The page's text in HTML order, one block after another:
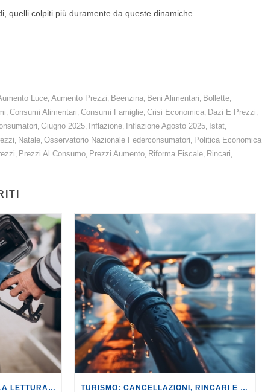
quelli colpiti più duramente da queste dinamiche.
Luce, Aumento Prezzi, Beenzina, Beni Alimentari, Bollette,
, Consumi Alimentari, Consumi Famiglie, Crisi Economica, Dazi E Prezzi,
, Giugno 2025, Inflazione, Inflazione Agosto 2025, Istat,
, Natale, Osservatorio Nazionale Federconsumatori, Politica Economica
, Prezzi Al Consumo, Prezzi Aumento, Riforma Fiscale, Rincari,
BENZINA: IMPROPONIBILE LA LETTURA SECONDO CUI PROROGARE IL TAGLIO DELLE ACCISE SIGNIFICA TASSARE TUTTI I CITTADINI. TURISMO: CANCELLAZIONI, RINCARI E MAGGIORAZIONI DI VOLI E PRENOTAZIONI.